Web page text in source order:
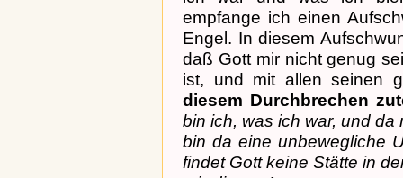
empfange ich einen
Engel. In diesem
daß Gott mir nicht genug
ist, und mit allen seinen
diesem Durchbrechen
bin ich, was ich war, und
bin da eine unbewegliche
findet Gott keine Stätte in